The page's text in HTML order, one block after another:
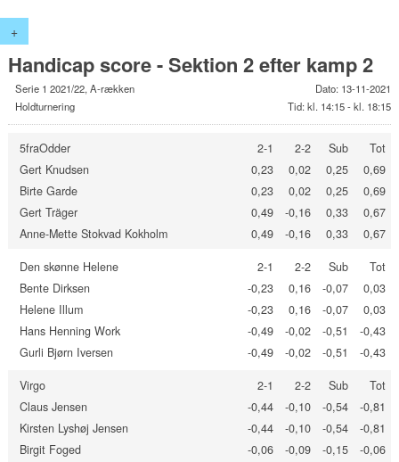
+
Handicap score - Sektion 2 efter kamp 2
Serie 1 2021/22, A-rækken
Holdturnering
Dato: 13-11-2021
Tid: kl. 14:15 - kl. 18:15
5fraOdder 2-1 2-2 Sub
Tot
Gert Knudsen
0,23 0,02 0,25
0,69
Birte Garde
0,23 0,02 0,25
0,69
Gert Träger
0,49 -0,16 0,33
0,67
Anne-Mette Stokvad Kokholm
0,49 -0,16 0,33 0,67
Den skønne Helene 2-1 2-2 Sub
Tot
Bente Dirksen
-0,23 0,16 -0,07
0,03
Helene Illum
-0,23 0,16 -0,07
0,03
Hans Henning Work
-0,49 -0,02 -0,51
-0,43
Gurli Bjørn Iversen
-0,49 -0,02 -0,51 -0,43
Virgo 2-1 2-2 Sub
Tot
Claus Jensen
-0,44 -0,10 -0,54
-0,81
Kirsten Lyshøj Jensen
-0,44 -0,10 -0,54
-0,81
Birgit Foged
-0,06 -0,09 -0,15
-0,06